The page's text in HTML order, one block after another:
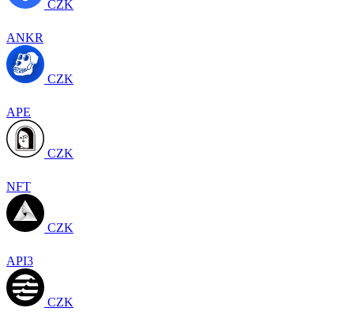
CZK
ANKR
CZK
APE
CZK
NFT
CZK
API3
CZK